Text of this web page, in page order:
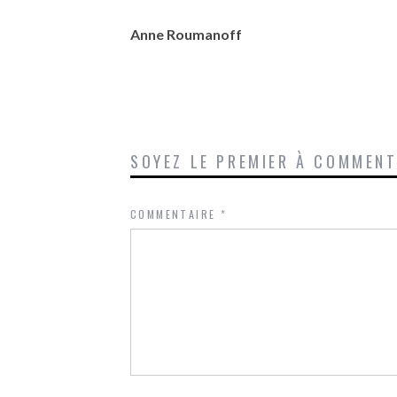
Anne Roumanoff
SOYEZ LE PREMIER À
COMMENTAIRE *